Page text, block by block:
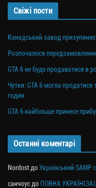
Свіжі пости
Канадський завод
Розпочалося
GTA 6 не буде продаватися в
Чутки: GTA 6 могла продатися
годин
GTA 6 найбільше принесе
Останні коментарі
Nordost доУкраїнський SAMP
санчоус до ПОВНА